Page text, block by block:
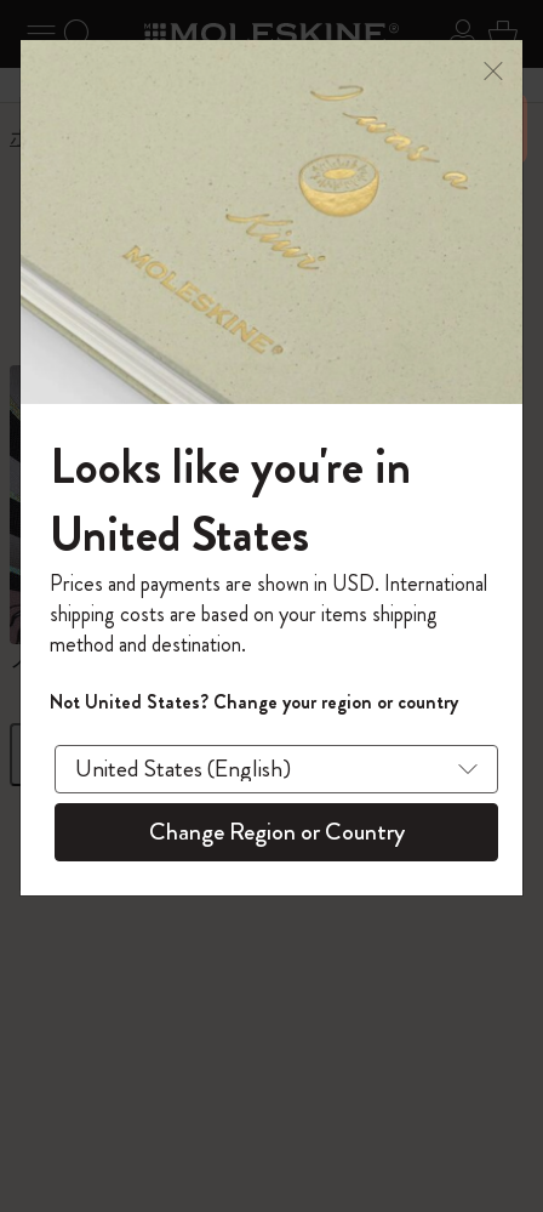
ナビゲーションの切替 ログ
検索 (キーワードなど) カ
6,500円以上のご購入で送料無料 メニ
ーを閉じる
ホーム
ショップ
創作活動に必要なすべて。
ノートブック
フィルター 並び替え
845 プロダクツ
モレスキンの世界へようこそ
「WELCOME10」を入力すると、初回注
文が10%オフ＋送料無料になります。セ
ール・アウトレット品は適用外。
Moleskineアカウントを作成して限定オフ
ァーや会員特典、さらに多くのインスピ
レーションを手に入れましょう。
今すぐ会員登録 !
Looks like you're in
United States
Prices and payments are shown in USD. International
shipping costs are based on your items shipping
method and destination.
Not United States? Change your region or country
Change Region or Country